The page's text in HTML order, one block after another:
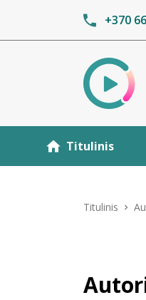
+370
Titulinis
Titulinis